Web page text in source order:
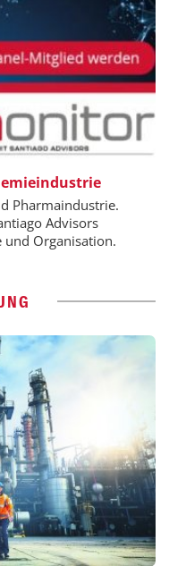
Pharmaindustrie.
Advisors
und Organisation.